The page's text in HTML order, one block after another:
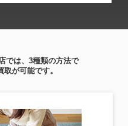
では、3種類の方法で
が可能です。